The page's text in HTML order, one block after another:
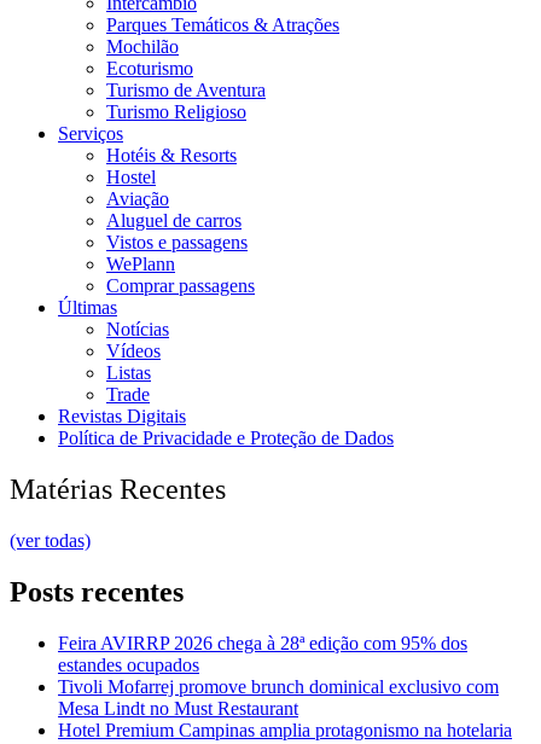
Parques Temáticos & Atrações
Mochilão
Ecoturismo
Turismo de Aventura
Turismo Religioso
Serviços
Hotéis & Resorts
Hostel
Aviação
Aluguel de carros
Vistos e passagens
WePlann
Comprar passagens
Últimas
Notícias
Vídeos
Listas
Trade
Revistas Digitais
Política de Privacidade e Proteção de Dados
Matérias Recentes
(ver todas)
Posts recentes
Feira AVIRRP 2026 chega à 28ª edição com 95% dos
estandes ocupados
Tivoli Mofarrej promove brunch dominical exclusivo com
Mesa Lindt no Must Restaurant
Hotel Premium Campinas amplia protagonismo na hotelaria